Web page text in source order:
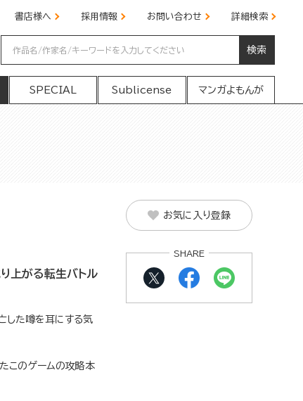
書店様へ 採用情報 お問い合わせ 詳細検索
検索
SPECIAL Sublicense マンガよもんが
上がる転生バトル
した噂を耳にする気
このゲームの攻略本
お気に入り登録
SHARE